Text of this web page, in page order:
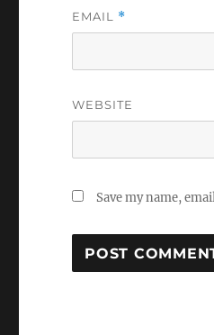
EMAIL *
WEBSITE
Save my name,